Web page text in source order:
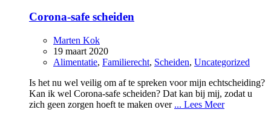
Corona-safe scheiden
Marten Kok
19 maart 2020
Alimentatie, Familierecht, Scheiden, Uncategorized
Is het nu wel veilig om af te spreken voor mijn echtscheiding?
Kan ik wel Corona-safe scheiden? Dat kan bij mij, zodat u
zich geen zorgen hoeft te maken over ... Lees Meer